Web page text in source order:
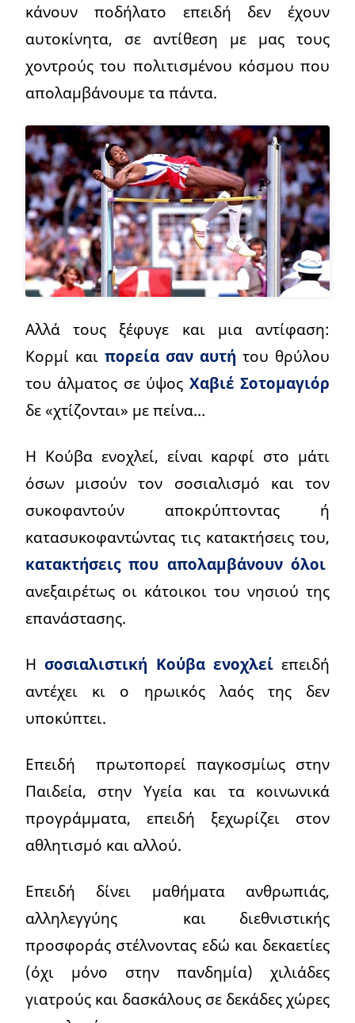
κάνουν ποδήλατο επειδή δεν έχουν
αυτοκίνητα, σε αντίθεση με μας τους
χοντρούς του πολιτισμένου κόσμου που
απολαμβάνουμε τα πάντα.
Αλλά τους ξέφυγε και μια αντίφαση:
Κορμί και πορεία σαν αυτή του θρύλου
του άλματος σε ύψος Χαβιέ Σοτομαγιόρ
δε «χτίζονται» με πείνα…
Η Κούβα ενοχλεί, είναι καρφί στο μάτι
όσων μισούν τον σοσιαλισμό και τον
συκοφαντούν αποκρύπτοντας ή
κατασυκοφαντώντας τις κατακτήσεις του,
κατακτήσεις που απολαμβάνουν όλοι
ανεξαιρέτως οι κάτοικοι του νησιού της
επανάστασης.
Ησοσιαλιστική Κούβα ενοχλείεπειδή
αντέχει κι ο ηρωικός λαός της δεν
υποκύπτει.
Επειδή πρωτοπορεί παγκοσμίως στην
Παιδεία, στην Υγεία και τα κοινωνικά
προγράμματα, επειδή ξεχωρίζει στον
αθλητισμό και αλλού.
Επειδή δίνει μαθήματα ανθρωπιάς,
αλληλεγγύης και διεθνιστικής
προσφοράς στέλνοντας εδώ και δεκαετίες
(όχι μόνο στην πανδημία) χιλιάδες
γιατρούς και δασκάλους σε δεκάδες χώρες